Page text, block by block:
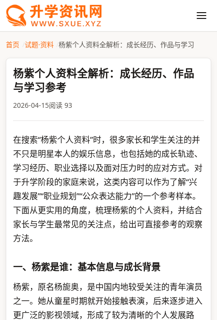
首页 试题·资料 杨紫个人资料全解析：成长经历、作品与学习
杨紫个人资料全解析：成长经历、作品
与学习参考
2026-04-15阅读 93
在搜索“杨紫个人资料”时，很多家长和学生关注的并
不只是明星本人的娱乐信息，也包括她的成长轨迹、
学习经历、职业选择以及面对压力时的应对方式。对
于升学阶段的家庭来说，这类内容可以作为了解“兴
趣发展”“职业规划”“公众表达能力”的一个参考样本。
下面从更实用的角度，梳理杨紫的个人资料，并结合
家长与学生最常见的关注点，给出可直接参考的观察
方法。
一、杨紫是谁：基本信息与成长背景
杨紫，原名杨旎奥，是中国内地较受关注的青年演员
之一。她从童星时期就开始接触表演，后来逐步进入
更广泛的影视领域，形成了较为清晰的个人发展路